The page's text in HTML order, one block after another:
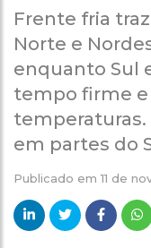
Frente fria
Norte e
enquanto Sul
tempo firme e
em partes do
Publicado em11 de